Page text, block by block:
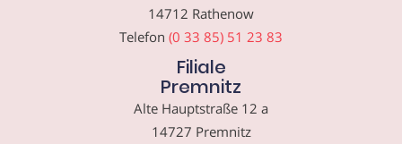
14712 Rathenow
Telefon (0 33 85) 51 23 83
Filiale
Premnitz
Alte Hauptstraße 12 a
14727 Premnitz